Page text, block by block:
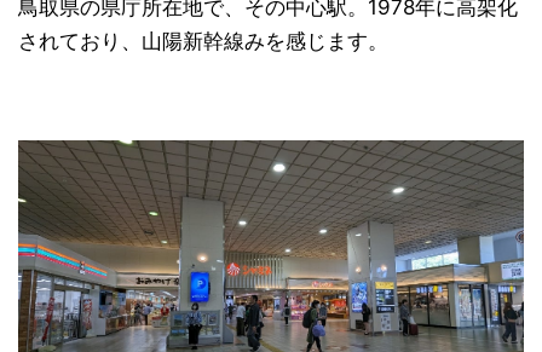
鳥取県の県庁所在地で、その中心駅。1978年に高架化
されており、山陽新幹線みを感じます。